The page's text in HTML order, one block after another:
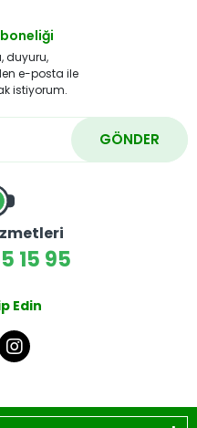
duyuru,
e-posta ile
istiyorum.
GÖNDER
15 95
Edin